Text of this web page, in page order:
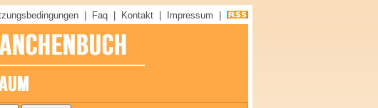
Faq Kontakt Impressum